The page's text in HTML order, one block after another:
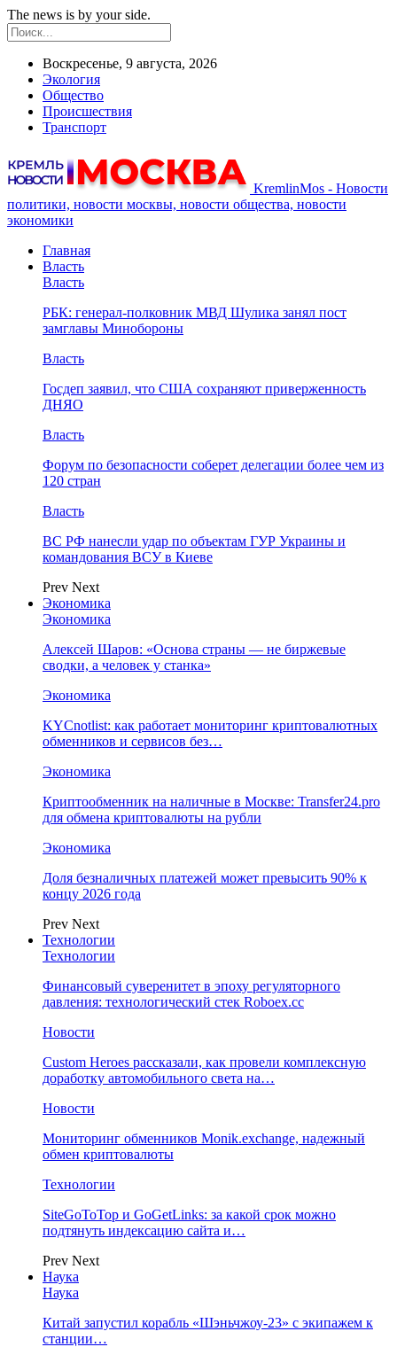
The news is by your side.
Воскресенье, 9 августа, 2026
Экология
Общество
Происшествия
Транспорт
KremlinMos - Новости
политики, новости москвы, новости общества, новости
экономики
Главная
Власть
Власть
РБК: генерал-полковник МВД Шулика занял пост
замглавы Минобороны
Власть
Госдеп заявил, что США сохраняют приверженность
ДНЯО
Власть
Форум по безопасности соберет делегации более чем из
120 стран
Власть
ВС РФ нанесли удар по объектам ГУР Украины и
командования ВСУ в Киеве
Prev Next
Экономика
Экономика
Алексей Шаров: «Основа страны — не биржевые
сводки, а человек у станка»
Экономика
KYCnotlist: как работает мониторинг криптовалютных
обменников и сервисов без…
Экономика
Криптообменник на наличные в Москве: Transfer24.pro
для обмена криптовалюты на рубли
Экономика
Доля безналичных платежей может превысить 90% к
концу 2026 года
Prev Next
Технологии
Технологии
Финансовый суверенитет в эпоху регуляторного
давления: технологический стек Roboex.cc
Новости
Custom Heroes рассказали, как провели комплексную
доработку автомобильного света на…
Новости
Мониторинг обменников Monik.exchange, надежный
обмен криптовалюты
Технологии
SiteGoToTop и GoGetLinks: за какой срок можно
подтянуть индексацию сайта и…
Prev Next
Наука
Наука
Китай запустил корабль «Шэньчжоу-23» с экипажем к
станции…